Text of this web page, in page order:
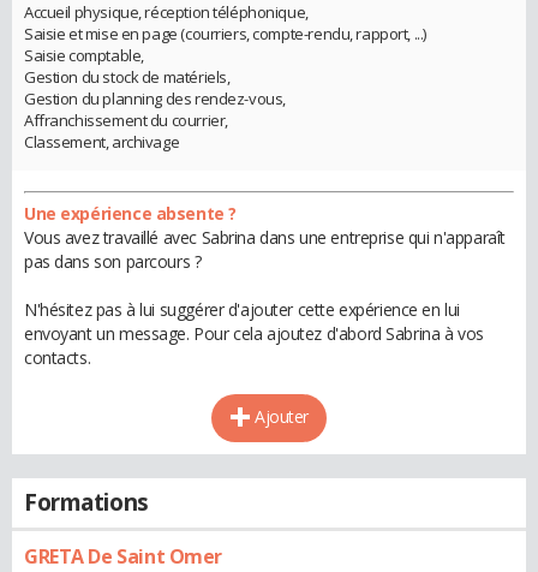
Accueil physique, réception téléphonique,
Saisie et mise en page (courriers, compte-rendu, rapport, ...)
Saisie comptable,
Gestion du stock de matériels,
Gestion du planning des rendez-vous,
Affranchissement du courrier,
Classement, archivage
Une expérience absente ?
Vous avez travaillé avec Sabrina dans une entreprise qui n'apparaît
pas dans son parcours ?
N'hésitez pas à lui suggérer d'ajouter cette expérience en lui
envoyant un message. Pour cela ajoutez d'abord Sabrina à vos
contacts.
Ajouter
Formations
GRETA De Saint Omer